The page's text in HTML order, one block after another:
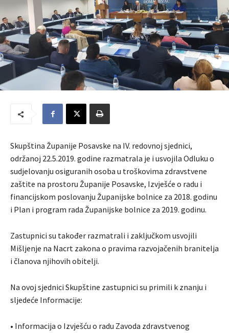
Skupština Županije Posavske na IV. redovnoj sjednici,
održanoj 22.5.2019. godine razmatrala je i usvojila Odluku o
sudjelovanju osiguranih osoba u troškovima zdravstvene
zaštite na prostoru Županije Posavske, Izvješće o radu i
financijskom poslovanju Županijske bolnice za 2018. godinu
i Plan i program rada Županijske bolnice za 2019. godinu.
Zastupnici su također razmatrali i zaključkom usvojili
Mišljenje na Nacrt zakona o pravima razvojačenih branitelja
i članova njihovih obitelji.
Na ovoj sjednici Skupštine zastupnici su primili k znanju i
sljedeće Informacije:
• Informacija o Izvješću o radu Zavoda zdravstvenog